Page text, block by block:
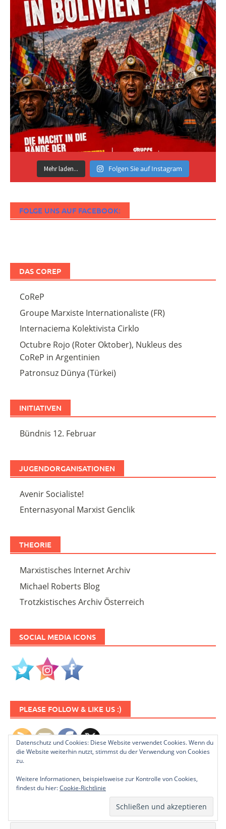
Mehr laden... Folgen Sie auf Instagram
FOLGE UNS AUF FACEBOOK:
DAS COREP
CoReP
Groupe Marxiste Internationaliste (FR)
Internaciema Kolektivista Cirklo
Octubre Rojo (Roter Oktober), Nukleus des
CoReP in Argentinien
Patronsuz Dünya (Türkei)
INITIATIVEN
Bündnis 12. Februar
JUGENDORGANISATIONEN
Avenir Socialiste!
Enternasyonal Marxist Genclik
THEORIE
Marxistisches Internet Archiv
Michael Roberts Blog
Trotzkistisches Archiv Österreich
SOCIAL MEDIA ICONS
PLEASE FOLLOW & LIKE US :)
NEWSLETTER ABONNIEREN
Datenschutz und Cookies: Diese Website verwendet Cookies. Wenn du
die Website weiterhin nutzt, stimmst du der Verwendung von Cookies
zu.
Weitere Informationen, beispielsweise zur Kontrolle von Cookies,
findest du hier:Cookie-Richtlinie